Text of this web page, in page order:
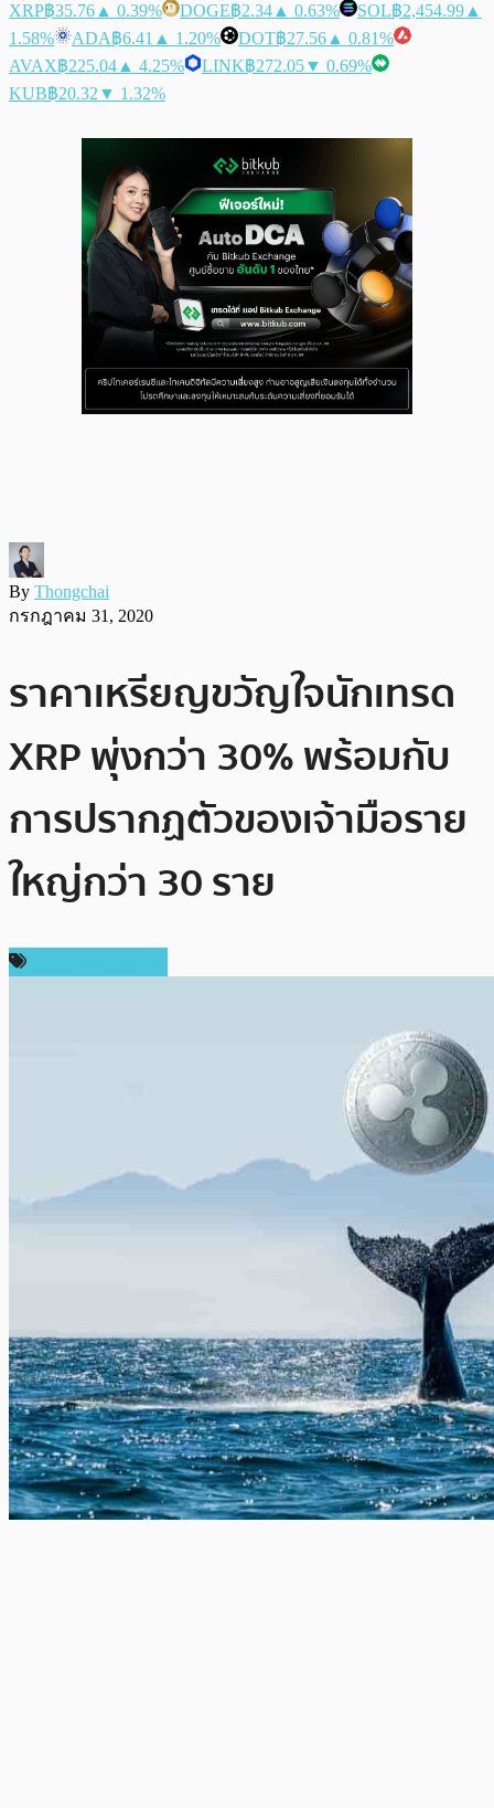
XRP฿35.76 ▲ 0.39% DOGE฿2.34 ▲ 0.63% SOL฿2,454.99 ▲
1.58%
ADA฿6.41 ▲ 1.20% DOT฿27.56 ▲ 0.81%
AVAX฿225.04 ▲ 4.25% LINK฿272.05▼ 0.69%
KUB฿20.32 ▼ 1.32%
By Thongchai
กรกฎาคม 31, 2020
ราคาเหรียญขวัญใจนักเทรด
XRP พุ่งกว่า 30% พร้อมกับ
การปรากฏตัวของเจ้ามือราย
ใหญ่กว่า 30 ราย